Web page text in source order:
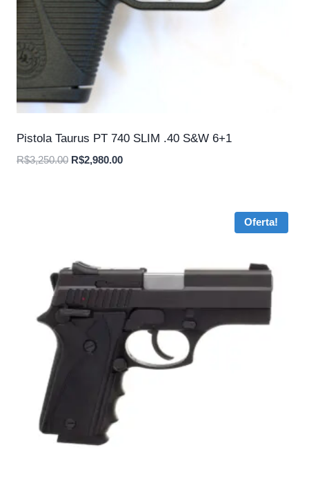
Pistola Taurus PT 740 SLIM .40 S&W 6+1
R$3,250.00 O
R$2,980.00O
Oferta!